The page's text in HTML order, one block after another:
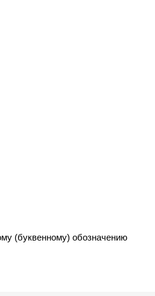
(буквенному) обозначению